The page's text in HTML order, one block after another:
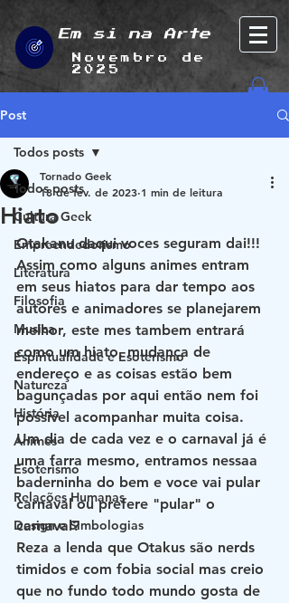
Em si na Arte
Novembro de
2025
Post
Todos posts
Cultura Geek
Empreendedorismo
Literatura
Filosofia
Musica
Espiritualidade e Esoterismo
Natureza
História
Animes
Esoterismo
Relações Humanas
Design e Simbologias
Todos posts
Hiato
Tornado Geek
18 de fev. de 2023 1 min de leitura
Otakanu daqui voces seguram dai!!!
Assim como alguns animes entram
em seus hiatos para dar tempo aos
autores e animadores se planejarem
melhor, este mes tambem entrará
como um hiato, mudança de
endereço e as coisas estão bem
bagunçadas por aqui então nem foi
possivel acompanhar muita coisa.
Um dia de cada vez e o carnaval já é
uma farra mesmo, entramos nessaa
baderninha do bem e voce vai pular
carnaval ou prefere "pular" o
carnaval?
Reza a lenda que Otakus são nerds
timidos e com fobia social mas creio
que no fundo todo mundo gosta de